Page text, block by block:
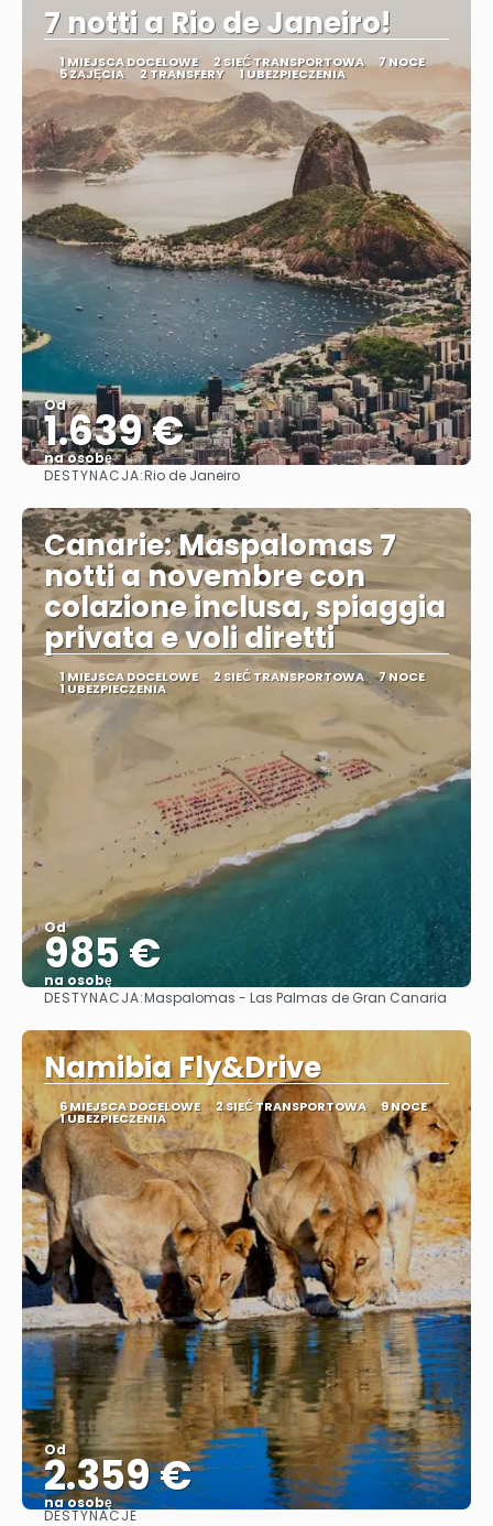
7 notti a Rio de Janeiro!
1 MIEJSCA DOCELOWE 2 SIEĆ TRANSPORTOWA 7 NOCE
5 ZAJĘCIA 2 TRANSFERY 1 UBEZPIECZENIA
Od
1.639 €
na osobę
Zobacz
DESTYNACJA:Rio de Janeiro
Canarie: Maspalomas 7
notti a novembre con
colazione inclusa, spiaggia
privata e voli diretti
1 MIEJSCA DOCELOWE 2 SIEĆ TRANSPORTOWA 7 NOCE
1 UBEZPIECZENIA
Od
985 €
na osobę
Zobacz
DESTYNACJA:Maspalomas - Las Palmas de Gran Canaria
Namibia Fly&Drive
6 MIEJSCA DOCELOWE 2 SIEĆ TRANSPORTOWA 9 NOCE
1 UBEZPIECZENIA
Od
2.359 €
na osobę
DESTYNACJE